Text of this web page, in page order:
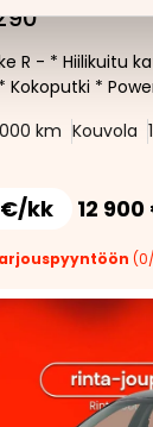
R - * Hiilikuitu
Kokoputki *
km Kouvola
€/kk 12
(0/